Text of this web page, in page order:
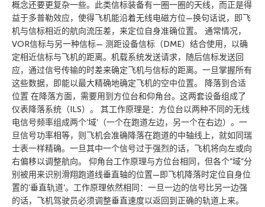
概念还要更复杂一些。此类信标装备有一圈一圈的天线，而正是得
益于多普勒效应，使得飞机能沿着无线电磁方位—换句话说，即飞
机与信标相近的航向流压差，来定位自身准确位置。 通常情况，
VOR信标与另一种信标— 测距设备信标（DME）结合使用，以确
定相近信标与飞机的距离。机载系统发送请求，随后信标发送回
应，通过信号传输的时差来确定飞机与信标的距离。一旦掌握所有
这些数据，即能以最大精确地确定飞机的空中位置。 降落到合适
位置 在降落方面，需要用到方位台和仰角台。这两套设备组成了
仪表降落系统（ILS）。 其工作原理是：方位台以两种不同的无线
电信号频率组成两个’域’（一个在跑道左边，另一个在右边）。一
旦信号功率相等，则飞机会准确降落在跑道的中轴线上，就如同瑞
士表一样精确。一旦其中一个信号过于强烈的话，飞机将向左或向
右偏移以调整航向。 仰角台工作原理与方位台相同，但各个”域”分
别被用来识别滑翔跑道线垂直轴的位置—即飞机降落时定位自身位
置的’垂直轨道’。工作原理依然相同：一旦一边的信号比另一边强
的话，飞机驾驶员必须调整垂直速度以返回到正确的轨道上来。